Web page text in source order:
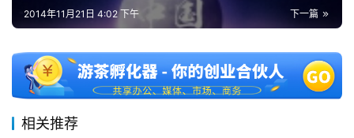
茶
奖
7
月
下一篇
2014年11月21日 4:02 下午
相关推荐